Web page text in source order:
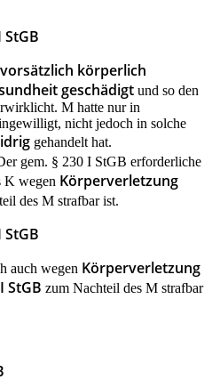
vorsätzlich körperlich
geschädigt und so den
M hatte nur in
nicht jedoch in solche
gehandelt hat.
gem. § 230 I StGB erforderliche
K wegen Körperverletzung
des M strafbar ist.
auch wegen Körperverletzung
StGB zum Nachteil des M strafbar